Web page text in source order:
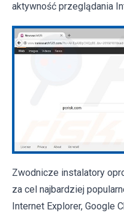
aktywność przeglądania
Zwodnicze instalatory
za cel najbardziej
Internet Explorer, Google